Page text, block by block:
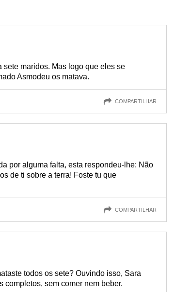
maridos. Mas logo que eles se
Asmodeu os matava.
COMPARTILHAR
por alguma falta, esta respondeu-lhe: Não
de ti sobre a terra! Foste tu que
COMPARTILHAR
todos os sete? Ouvindo isso, Sara
completos, sem comer nem beber.